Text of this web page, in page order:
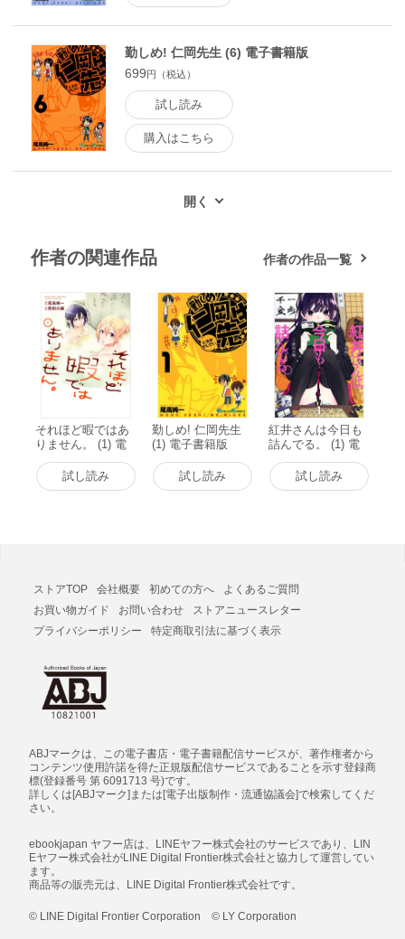
勤しめ! 仁岡先生 (6) 電子書籍版
699円（税込）
試し読み
購入はこちら
作者の関連作品 作者の作品一覧
それほど暇ではあ
りません。 (1) 電
子書籍版
試し読み
勤しめ! 仁岡先生
(1) 電子書籍版
試し読み
紅井さんは今日も
詰んでる。 (1) 電
子書籍版
試し読み
ストアTOP 会社概要 初めての方へ
よくあるご質問
お買い物ガイド
お問い合わせ
ストアニュースレター
プライバシーポリシー
特定商取引法に基づく表示
ABJマークは、この電子書店・電子書籍配信サービスが、著作権者から
コンテンツ使用許諾を得た正規版配信サービスであることを示す登録商
標(登録番号 第 6091713 号)です。
詳しくは[ABJマーク]または[電子出版制作・流通協議会]で検索してくだ
さい。
ebookjapan ヤフー店は、LINEヤフー株式会社のサービスであり、LIN
Eヤフー株式会社がLINE Digital Frontier株式会社と協力して運営してい
ます。
商品等の販売元は、LINE Digital Frontier株式会社です。
© LINE Digital Frontier Corporation © LY Corporation